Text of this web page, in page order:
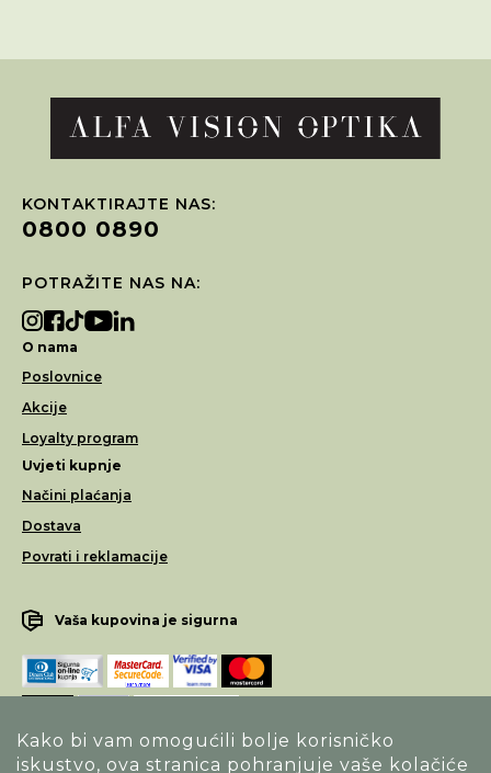
Kako bi vam omogućili bolje korisničko
iskustvo, ova stranica pohranjuje vaše kolačiće
KONTAKTIRAJTE NAS:
0800 0890
POTRAŽITE NAS NA:
O nama
Poslovnice
Akcije
Loyalty program
Uvjeti kupnje
Načini plaćanja
Dostava
Povrati i reklamacije
Vaša kupovina je sigurna